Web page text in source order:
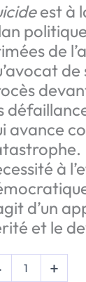
est à
de
avance
à
d’un
et le
+